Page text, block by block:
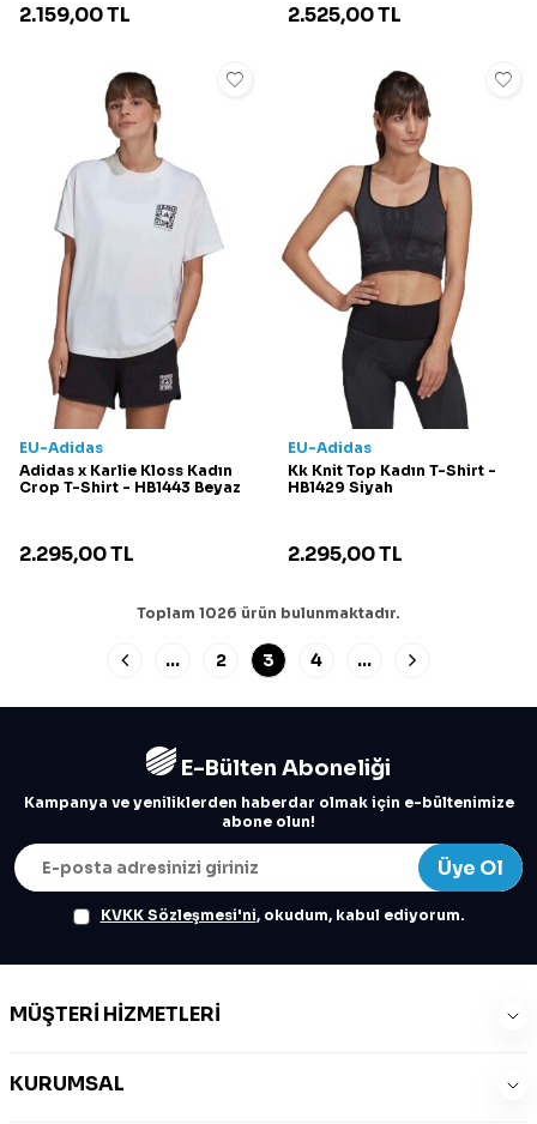
2.159,00TL 2.525,00TL
EU-Adidas
Adidas x Karlie Kloss Kadın
Crop T-Shirt - HB1443 Beyaz
2.295,00TL
EU-Adidas
Kk Knit Top Kadın T-Shirt -
HB1429 Siyah
2.295,00TL
Toplam 1026 ürün bulunmaktadır.
… 2 3 4 …
E-Bülten Aboneliği
Kampanya ve yeniliklerden haberdar olmak için e-bültenimize
abone olun!
Üye Ol
KVKK Sözleşmesi'ni, okudum, kabul ediyorum.
MÜŞTERI HIZMETLERI
KURUMSAL